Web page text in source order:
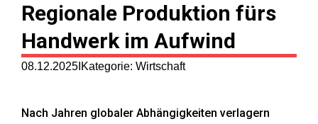
Agenda
Macher
Partner
Regionale Produktion fürs
Handwerk im Aufwind
08.12.2025 Kategorie: Wirtschaft
Nach Jahren globaler Abhängigkeiten verlagern